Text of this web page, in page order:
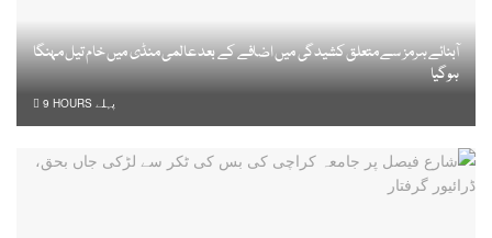
آبنائے ہرمز سے متعلق کشیدگی میں اضافے کے بعد عالمی منڈی میں خام تیل مہنگا
ہوگیا
9 HOURS پہلے